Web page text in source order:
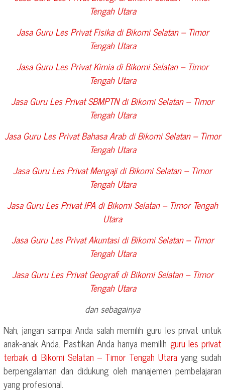
Tengah Utara
Jasa Guru Les Privat Fisika diBikomi Selatan – Timor
Tengah Utara
Jasa Guru Les Privat Kimia diBikomi Selatan – Timor
Tengah Utara
Jasa Guru Les Privat SBMPTN diBikomi Selatan – Timor
Tengah Utara
Jasa Guru Les Privat Bahasa Arab diBikomi Selatan – Timor
Tengah Utara
Jasa Guru Les Privat Mengaji diBikomi Selatan – Timor
Tengah Utara
Jasa Guru Les Privat IPA diBikomi Selatan – Timor Tengah
Utara
Jasa Guru Les Privat Akuntasi diBikomi Selatan – Timor
Tengah Utara
Jasa Guru Les Privat Geografi diBikomi Selatan – Timor
Tengah Utara
dan sebagainya
Nah, jangan sampai Anda salah memilih guru les privat untuk
anak-anak Anda. Pastikan Anda hanya memilih guru les privat
terbaik di Bikomi Selatan – Timor Tengah Utara yang sudah
berpengalaman dan didukung oleh manajemen pembelajaran
yang profesional.